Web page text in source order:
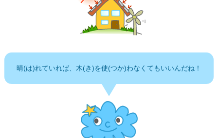
晴(は)れていれば、木(き)を使(つか)わなくてもいいんだね！